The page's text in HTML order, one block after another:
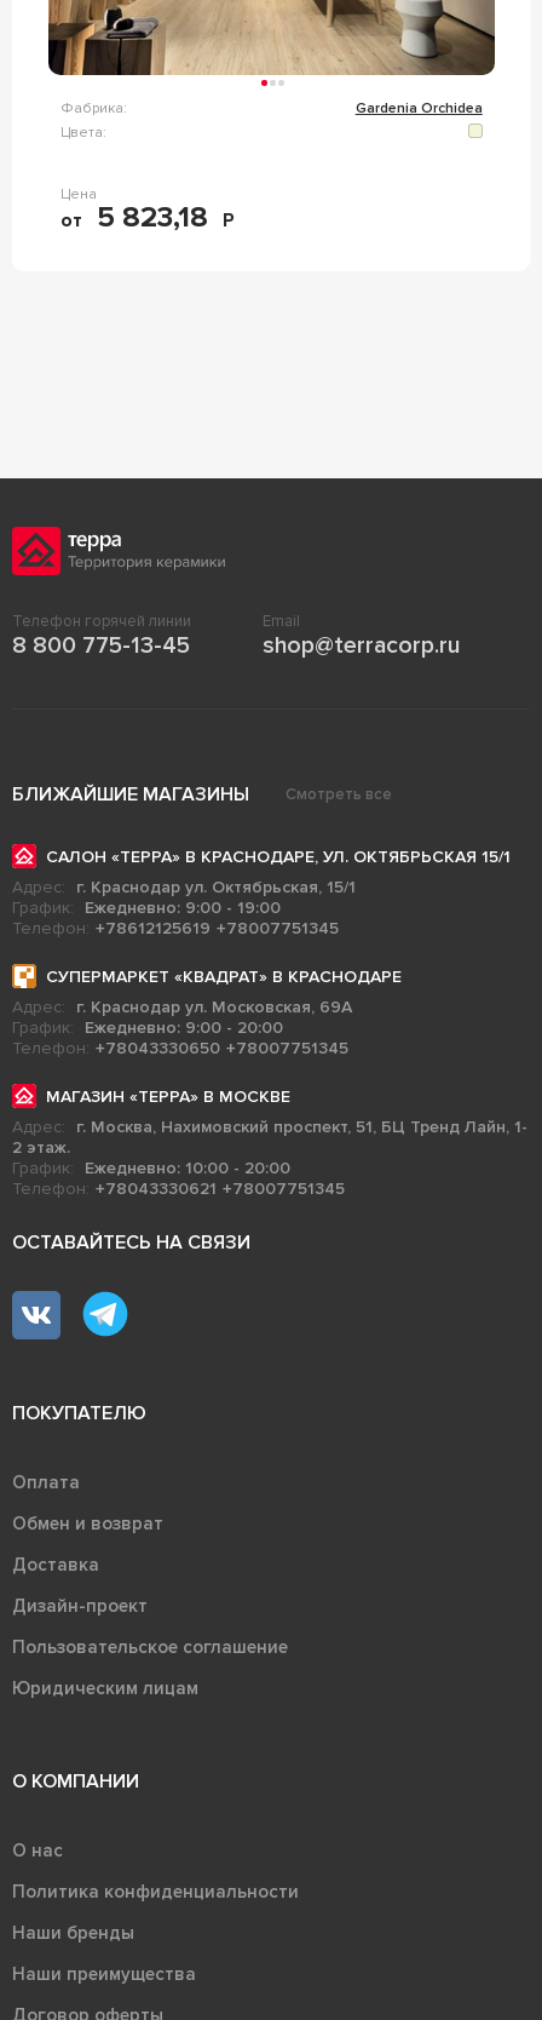
Фабрика:
Gardenia Orchidea
Цвета:
Цена
от 5 823,18 Р
Телефон горячей линии
8 800 775-13-45
Email
shop@terracorp.ru
БЛИЖАЙШИЕ МАГАЗИНЫ Смотреть все
САЛОН «ТЕРРА» В КРАСНОДАРЕ, УЛ. ОКТЯБРЬСКАЯ 15/1
Адрес:
г. Краснодар ул. Октябрьская, 15/1
График:
Ежедневно: 9:00 - 19:00
Телефон: +78612125619 +78007751345
СУПЕРМАРКЕТ «КВАДРАТ» В КРАСНОДАРЕ
Адрес:
г. Краснодар ул. Московская, 69А
График:
Ежедневно: 9:00 - 20:00
Телефон: +78043330650 +78007751345
МАГАЗИН «ТЕРРА» В МОСКВЕ
Адрес:
г. Москва, Нахимовский проспект, 51, БЦ Тренд Лайн, 1-
2 этаж.
График:
Ежедневно: 10:00 - 20:00
Телефон: +78043330621 +78007751345
ОСТАВАЙТЕСЬ НА СВЯЗИ
ПОКУПАТЕЛЮ
Оплата
Обмен и возврат
Доставка
Дизайн-проект
Пользовательское соглашение
Юридическим лицам
О КОМПАНИИ
О нас
Политика конфиденциальности
Наши бренды
Наши преимущества
Договор оферты